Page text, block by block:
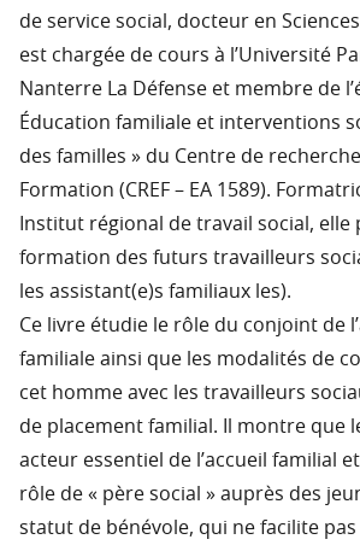
de service social, docteur en
est chargée de cours à l’Université
Nanterre La Défense et membre de
Éducation familiale et interventions
des familles » du Centre de
Formation (CREF – EA 1589).
Institut régional de travail social, elle
formation des futurs travailleurs
les assistant(e)s familiaux les).
Ce livre étudie le rôle du conjoint de
familiale ainsi que les modalités de
cet homme avec les travailleurs
de placement familial. Il montre que
acteur essentiel de l’accueil familial
rôle de « père social » auprès des
statut de bénévole, qui ne facilite pas